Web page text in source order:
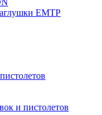
EMTP
и пистолетов